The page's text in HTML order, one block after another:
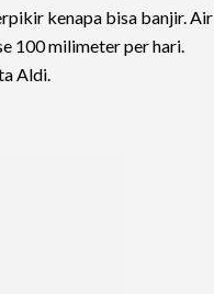
kenapa bisa banjir. Air
100 milimeter per hari.
Aldi.